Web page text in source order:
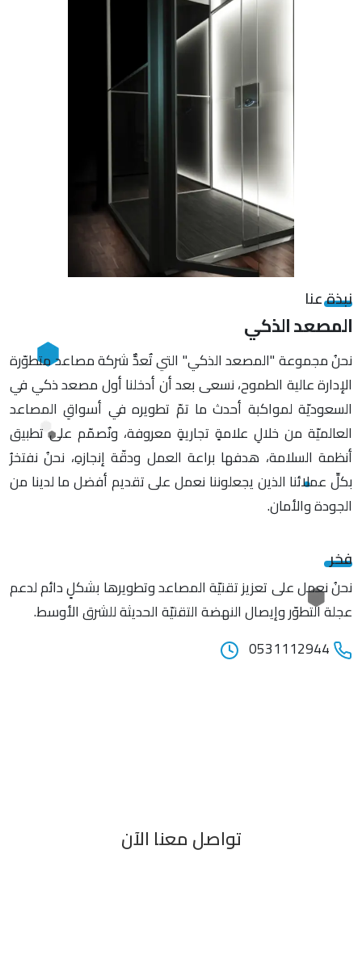
نبذة عنا
المصعد الذكي
نحنُ مجموعة "المصعد الذكي" التي تٌعدٌّ شركة مصاعد متطوّرة
الإدارة عالية الطموح، نسعى بعد أن أدخلنا أول مصعد ذكي في
السعوديّة لمواكبة أحدث ما تمّ تطويره في أسواقِ المصاعد
العالميّة من خلالِ علامةٍ تجاريةٍ معروفة، ونٌصمّم على تطبيق
أنظمة السلامة، هدفها براعة العمل ودقّة إنجازهِ، نحنُ نفتخرُ
بكلِّ عملائنا الذين يجعلوننا نعمل على تقديم أفضل ما لدينا من
الجودة والأمان.
فخر
نحنُ نعمل على تعزيز تقنيّة المصاعد وتطويرها بشكلٍ دائم لدعم
عجلة التطوّر وإيصال النهضة التقنيّة الحديثة للشرق الأوسط.
تواصل معنا الآن